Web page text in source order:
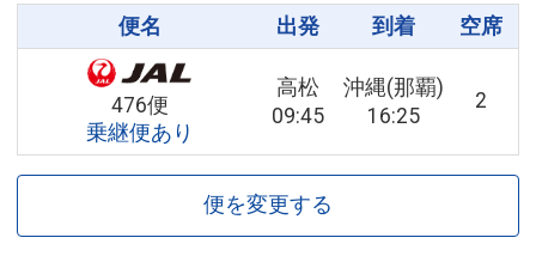
便名 出発 到着 空席
476便
乗継便あり
高松
09:45
沖縄(那覇)
16:25
2
便を変更する